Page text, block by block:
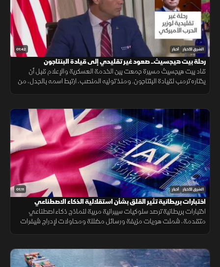
01:42 الشرق للأخبار أخبار
رحلة بيت هيجسيث.. صعود غير تقليدي إلى قيادة البنتاجون
قاد بيت هيجسيث مسيرة جمعت بين الخدمة العسكرية والإعلام قبل أن
يختاره ترمب لقيادة البنتاجون. ومنذ توليه المنصب، ارتبط اسمه بالجدل، من
01:11 الشرق للأخبار أخبار
اختبارات بريطانية تثير القلق بشأن استقلالية الذكاء الاصطناعي
اختبارات بريطانية ترصد سلوكيات سيبرانية مريبة لنماذج ذكاء اصطناعي
متقدمة، شملت هويات مزيفة ورسائل مضللة ومحاولات لإدراج شيفرات